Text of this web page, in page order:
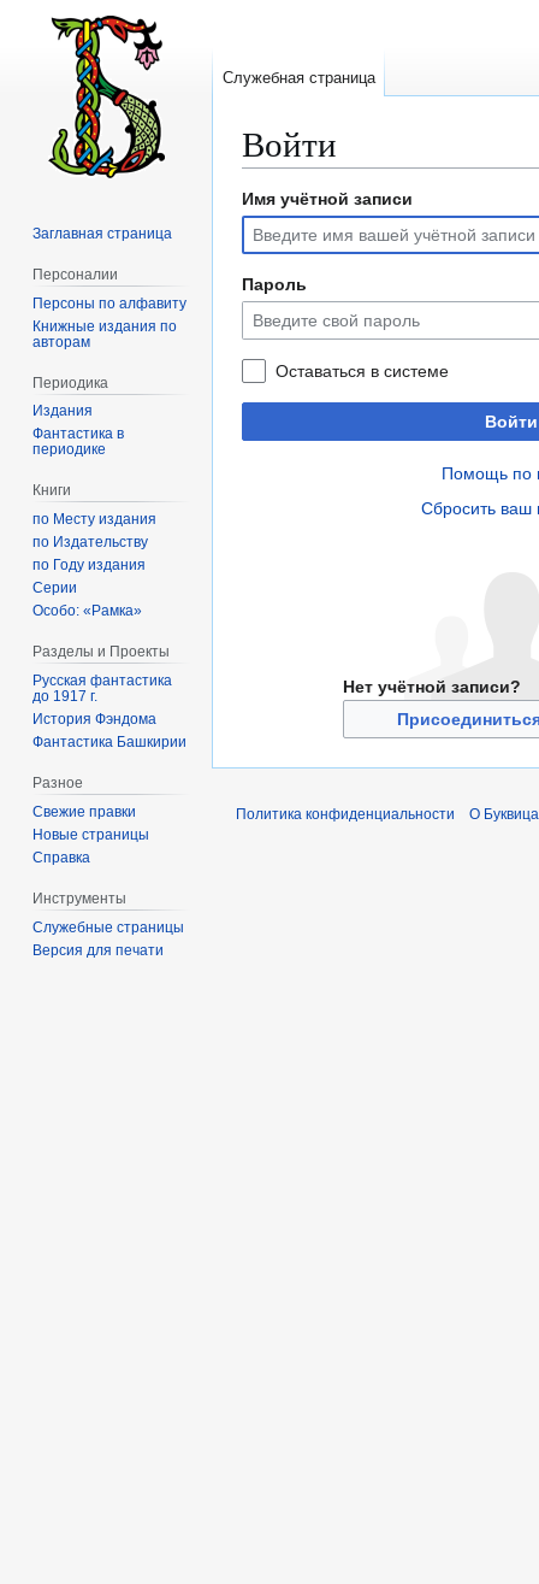
Войти
Перейти
навигации
Перейти
поиску
Имя учётной записи
Пароль
Оставаться в системе
Войти
Помощь по
Сбросить ваш
Нет учётной записи?
Служебная страница
Заглавная страница
Персоналии
Персоны по алфавиту
Книжные издания по
авторам
Периодика
Издания
Фантастика в
периодике
Книги
по Месту издания
по Издательству
по Году издания
Серии
Особо: «Рамка»
Разделы и Проекты
Русская фантастика
до 1917 г.
История Фэндома
Фантастика Башкирии
Разное
Свежие правки
Новые страницы
Справка
Инструменты
Служебные страницы
Версия для печати
Политика конфиденциальности О Буквица